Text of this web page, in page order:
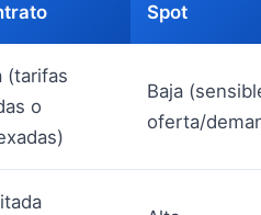
Spot
(tarifas
o
Baja
oferta/